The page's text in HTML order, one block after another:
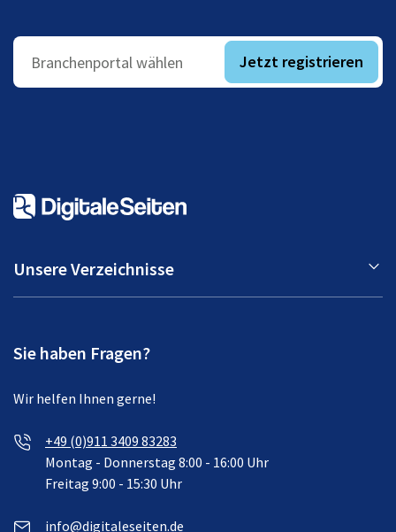
Branchenportal wählen Jetzt registrieren
Unsere Verzeichnisse
Sie haben Fragen?
Wir helfen Ihnen gerne!
+49 (0)911 3409 83283
Montag - Donnerstag 8:00 - 16:00 Uhr
Freitag 9:00 - 15:30 Uhr
info@digitaleseiten.de